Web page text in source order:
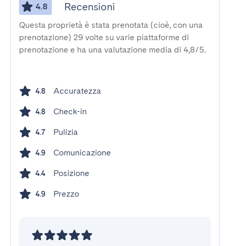
4.8 Recensioni
Questa proprietà è stata prenotata (cioè, con una
prenotazione) 29 volte su varie piattaforme di
prenotazione e ha una valutazione media di 4,8/5.
4.8 Accuratezza
4.8 Check-in
4.7 Pulizia
4.9 Comunicazione
4.4 Posizione
4.9 Prezzo